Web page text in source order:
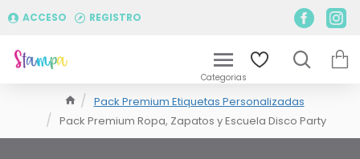
ACCESO REGISTRO
Pack Premium Etiquetas Personalizadas
Pack Premium Ropa, Zapatos y Escuela Disco Party